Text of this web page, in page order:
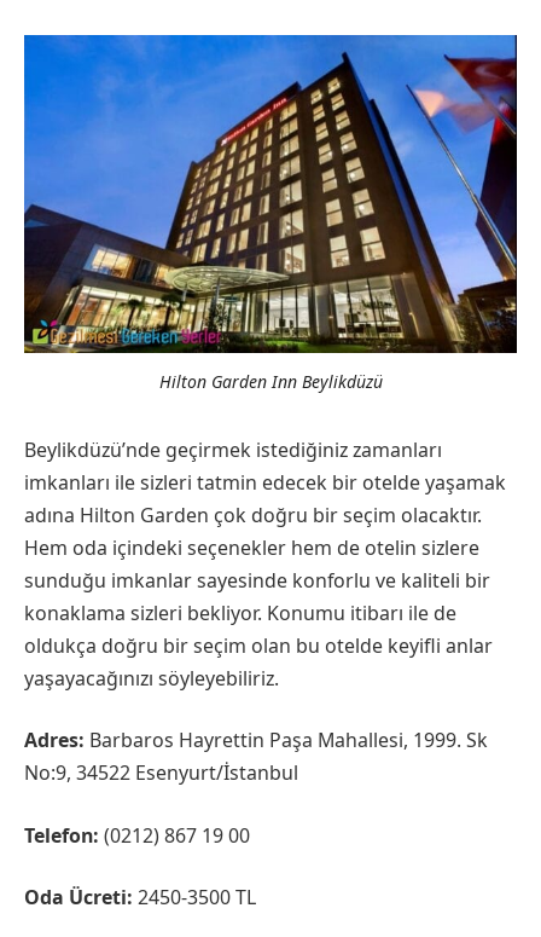
Hilton Garden Inn Beylikdüzü
Beylikdüzü’nde geçirmek istediğiniz zamanları
imkanları ile sizleri tatmin edecek bir otelde yaşamak
adına Hilton Garden çok doğru bir seçim olacaktır.
Hem oda içindeki seçenekler hem de otelin sizlere
sunduğu imkanlar sayesinde konforlu ve kaliteli bir
konaklama sizleri bekliyor. Konumu itibarı ile de
oldukça doğru bir seçim olan bu otelde keyifli anlar
yaşayacağınızı söyleyebiliriz.
Adres: Barbaros Hayrettin Paşa Mahallesi, 1999. Sk
No:9, 34522 Esenyurt/İstanbul
Telefon: (0212) 867 19 00
Oda Ücreti: 2450-3500 TL